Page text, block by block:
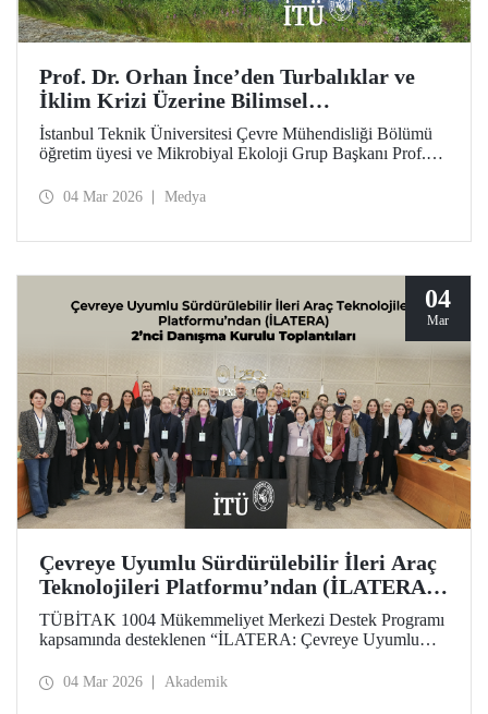
Prof. Dr. Orhan İnce’den Turbalıklar ve
İklim Krizi Üzerine Bilimsel
Değerlendirme
İstanbul Teknik Üniversitesi Çevre Mühendisliği Bölümü
öğretim üyesi ve Mikrobiyal Ekoloji Grup Başkanı Prof.
sürdürülebilirlik odaklı yayımlar yapan platformu “Yeşil
04 Mar 2026 Medya
04
Mar
Çevreye Uyumlu Sürdürülebilir İleri Araç
Teknolojileri Platformu’ndan (İLATERA)
2’nci Danışma Kurulu Toplantıları
TÜBİTAK 1004 Mükemmeliyet Merkezi Destek Programı
kapsamında desteklenen “İLATERA: Çevreye Uyumlu
danışma kurulu toplantıları 25 Şubat 2026 tarihinde
04 Mar 2026 Akademik